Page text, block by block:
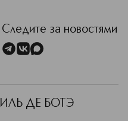
Следите за новостями
ИЛЬ ДЕ БОТЭ